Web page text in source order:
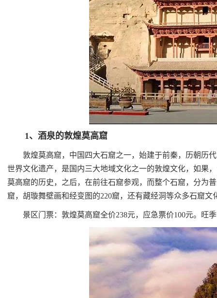
1、酒泉的敦煌莫高窟
敦煌莫高窟，中国四大石窟之一，始建于前秦，历朝历
世界文化遗产，是国内三大地域文化之一的敦煌文化，如果
莫高窟的历史，之后，在前往石窟参观，而整个石窟，分为
窟，胡璇舞壁画和经变图的220窟，还有藏经洞等众多石窟文
景区门票：敦煌莫高窟全价238元，应急票价100元。旺